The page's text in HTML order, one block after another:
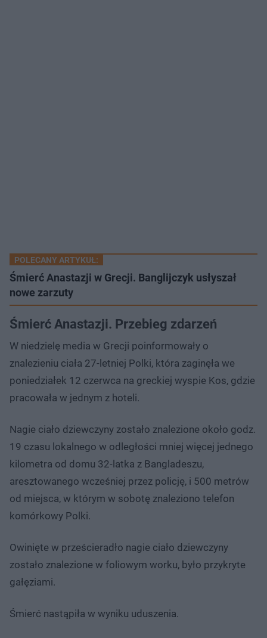
POLECANY ARTYKUŁ:
Śmierć Anastazji w Grecji. Banglijczyk usłyszał
nowe zarzuty
Śmierć Anastazji. Przebieg zdarzeń
W niedzielę media w Grecji poinformowały o
znalezieniu ciała 27-letniej Polki, która zaginęła we
poniedziałek 12 czerwca na greckiej wyspie Kos, gdzie
pracowała w jednym z hoteli.
Nagie ciało dziewczyny zostało znalezione około godz.
19 czasu lokalnego w odległości mniej więcej jednego
kilometra od domu 32-latka z Bangladeszu,
aresztowanego wcześniej przez policję, i 500 metrów
od miejsca, w którym w sobotę znaleziono telefon
komórkowy Polki.
Owinięte w prześcieradło nagie ciało dziewczyny
zostało znalezione w foliowym worku, było przykryte
gałęziami.
Śmierć nastąpiła w wyniku uduszenia.